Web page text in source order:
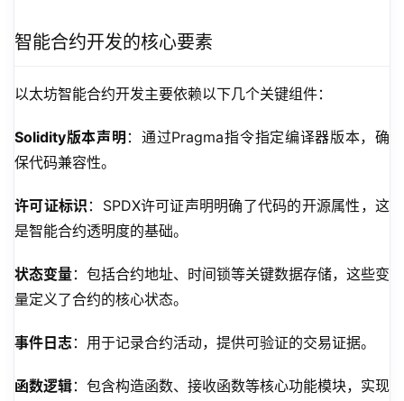
智能合约开发的核心要素
以太坊智能合约开发主要依赖以下几个关键组件：
Solidity版本声明 ：通过Pragma指令指定编译器版本，确
保代码兼容性。
许可证标识 ：SPDX许可证声明明确了代码的开源属性，这
是智能合约透明度的基础。
状态变量：包括合约地址、时间锁等关键数据存储，这些变
量定义了合约的核心状态。
事件日志：用于记录合约活动，提供可验证的交易证据。
函数逻辑：包含构造函数、接收函数等核心功能模块，实现